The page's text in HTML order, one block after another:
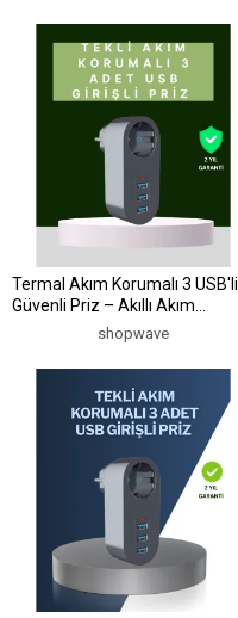
Termal Akım Korumalı 3 USB'li
Güvenli Priz – Akıllı Akım
shopwave